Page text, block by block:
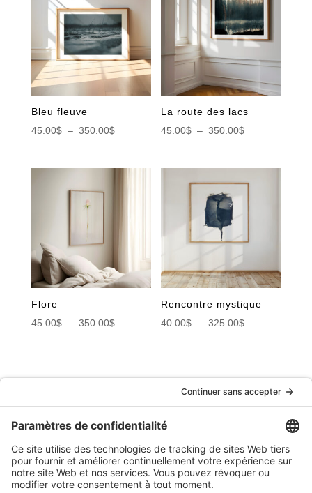
à
350.00$
à
350.00$
Bleu fleuve
45.00$ – 350.00$Plage
prix :
La route des lacs
45.00$ – 350.00$Plage
prix :
45.00$
Flore
45.00$ – 350.00$Plage
45.00$
Rencontre mystique
40.00$ – 325.00$Plage
40.00$
à
RETOUR